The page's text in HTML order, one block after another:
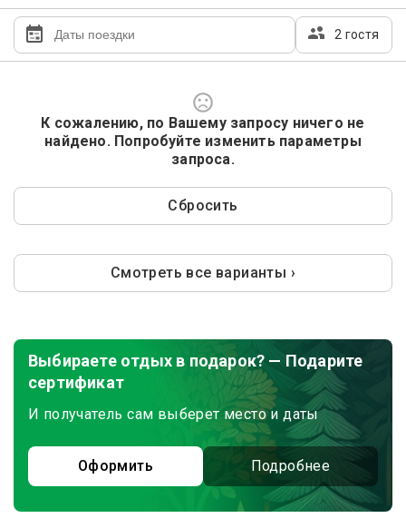
2 гостя
К сожалению, по Вашему запросу ничего не
найдено. Попробуйте изменить параметры
запроса.
Сбросить
Смотреть все варианты ›
Выбираете отдых в подарок? — Подарите
сертификат
И получатель сам выберет место и даты
Оформить Подробнее